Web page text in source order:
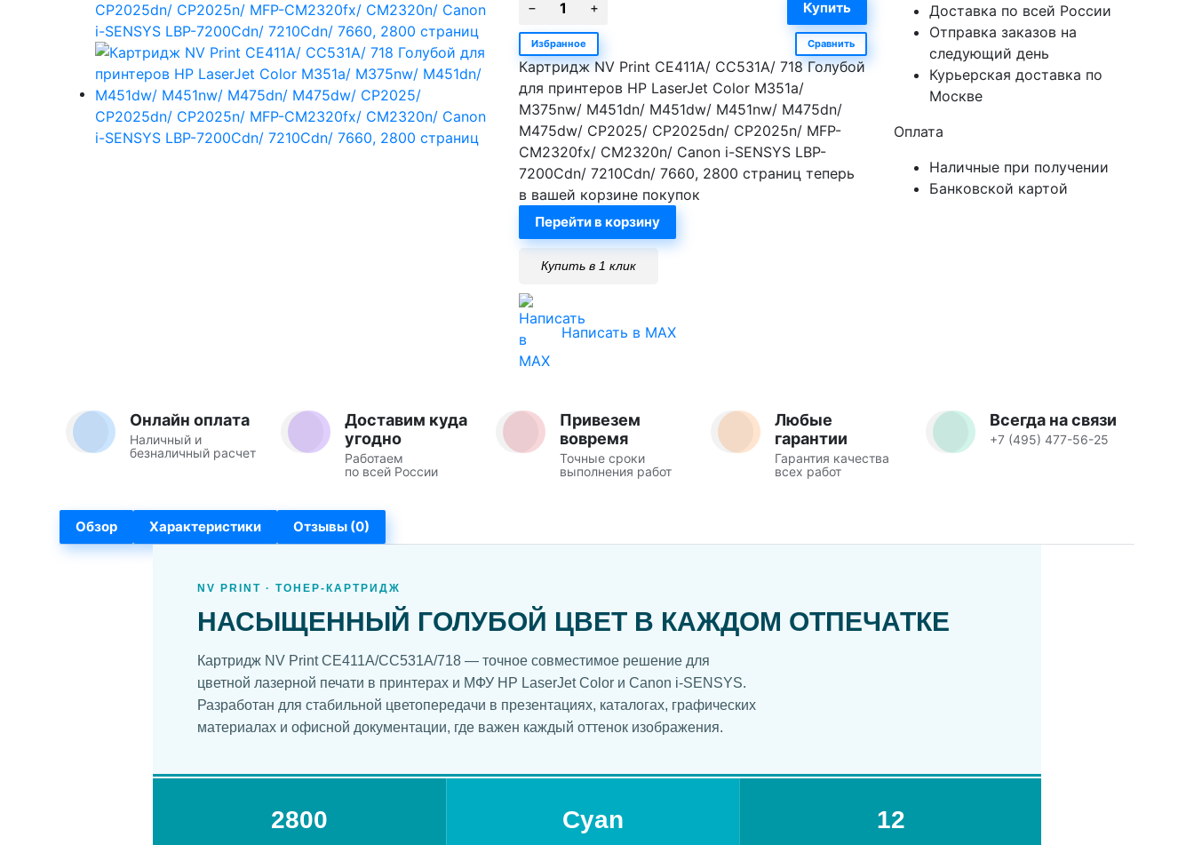
Избранное Сравнить
Картридж NV Print CE411A/ CC531A/ 718 Голубой
для принтеров HP LaserJet Color M351a/
M375nw/ M451dn/ M451dw/ M451nw/ M475dn/
M475dw/ CP2025/ CP2025dn/ CP2025n/ MFP-
CM2320fx/ CM2320n/ Canon i-SENSYS LBP-
7200Cdn/ 7210Cdn/ 7660, 2800 страниц теперь
в вашей корзине покупок
Перейти в корзину
Доставка по всей России
Отправка заказов на
следующий день
Курьерская доставка по
Москве
Оплата
Наличные при получении
Банковской картой
Купить в 1 клик
Написать в MAX
Онлайн оплата
Наличный и
безналичный расчет
Доставим куда
угодно
Работаем
по всей России
Привезем
вовремя
Точные сроки
выполнения работ
Любые
гарантии
Гарантия качества
всех работ
Всегда на связи
+7 (495) 477-56-25
Обзор Характеристики Отзывы (0)
NV PRINT · ТОНЕР-КАРТРИДЖ
НАСЫЩЕННЫЙ ГОЛУБОЙ ЦВЕТ В КАЖДОМ ОТПЕЧАТКЕ
Картридж NV Print CE411A/CC531A/718 — точное совместимое решение для
цветной лазерной печати в принтерах и МФУ HP LaserJet Color и Canon i-SENSYS.
Разработан для стабильной цветопередачи в презентациях, каталогах, графических
материалах и офисной документации, где важен каждый оттенок изображения.
2800 Cyan 12